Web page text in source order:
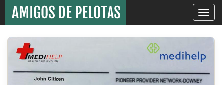
Toggle